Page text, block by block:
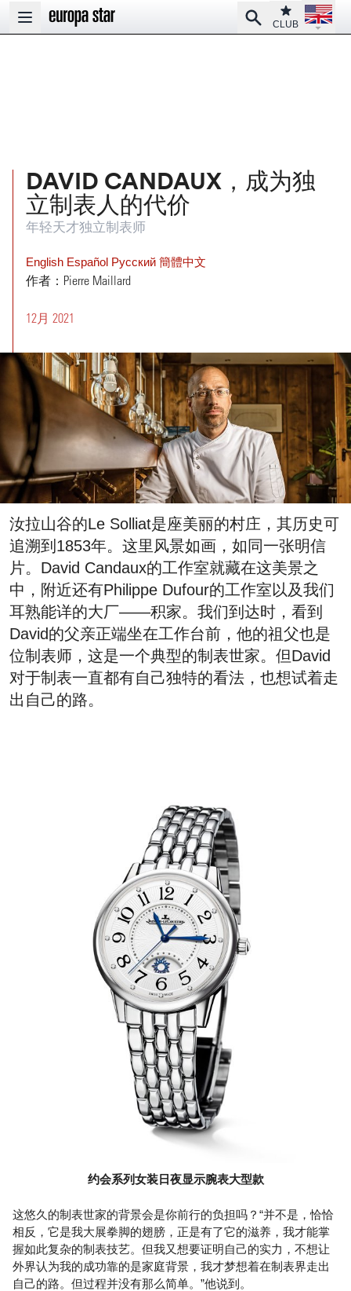
Open main menu
SearchClub
CLUB
Open
DAVID CANDAUX，成为独
立制表人的代价
年轻天才独立制表师
English Español Pусский 簡體中文
作者：Pierre Maillard
12月 2021
汝拉山谷的Le Solliat是座美丽的村庄，其历史可
追溯到1853年。这里风景如画，如同一张明信
片。David Candaux的工作室就藏在这美景之
中，附近还有Philippe Dufour的工作室以及我们
耳熟能详的大厂——积家。我们到达时，看到
David的父亲正端坐在工作台前，他的祖父也是
位制表师，这是一个典型的制表世家。但David
对于制表一直都有自己独特的看法，也想试着走
出自己的路。
约会系列女装日夜显示腕表大型款
这悠久的制表世家的背景会是你前行的负担吗？“并不是，恰恰
相反，它是我大展拳脚的翅膀，正是有了它的滋养，我才能掌
握如此复杂的制表技艺。但我又想要证明自己的实力，不想让
外界认为我的成功靠的是家庭背景，我才梦想着在制表界走出
自己的路。但过程并没有那么简单。”他说到。